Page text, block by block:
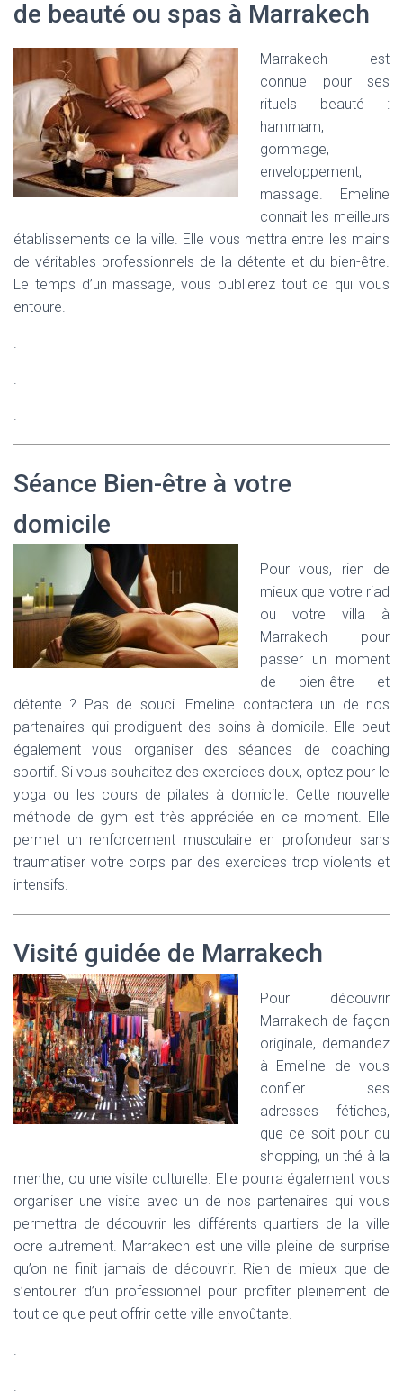
de beauté ou spas à Marrakech
Marrakech est
connue pour ses
rituels beauté :
hammam,
gommage,
enveloppement,
massage. Emeline
connait les meilleurs
établissements de la ville. Elle vous mettra entre les mains
de véritables professionnels de la détente et du bien-être.
Le temps d’un massage, vous oublierez tout ce qui vous
entoure.
.
.
.
Séance Bien-être à votre
domicile
Pour vous, rien de
mieux que votre riad
ou votre villa à
Marrakech pour
passer un moment
de bien-être et
détente ? Pas de souci. Emeline contactera un de nos
partenaires qui prodiguent des soins à domicile. Elle peut
également vous organiser des séances de coaching
sportif. Si vous souhaitez des exercices doux, optez pour le
yoga ou les cours de pilates à domicile. Cette nouvelle
méthode de gym est très appréciée en ce moment. Elle
permet un renforcement musculaire en profondeur sans
traumatiser votre corps par des exercices trop violents et
intensifs.
Visité guidée de Marrakech
Pour découvrir
Marrakech de façon
originale, demandez
à Emeline de vous
confier ses
adresses fétiches,
que ce soit pour du
shopping, un thé à la
menthe, ou une visite culturelle. Elle pourra également vous
organiser une visite avec un de nos partenaires qui vous
permettra de découvrir les différents quartiers de la ville
ocre autrement. Marrakech est une ville pleine de surprise
qu’on ne finit jamais de découvrir. Rien de mieux que de
s’entourer d’un professionnel pour profiter pleinement de
tout ce que peut offrir cette ville envoûtante.
.
.